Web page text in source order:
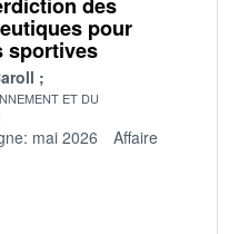
pour
sportives
ET DU
mai 2026
Affaire